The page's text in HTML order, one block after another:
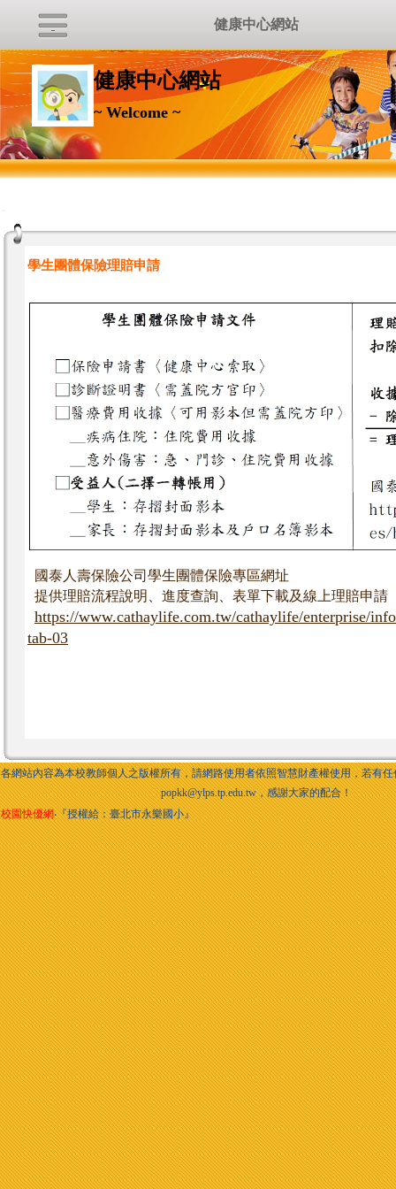
健康中心網站
~ Welcome ~
:::
學生團體保險理賠申請
國泰人壽保險公司學生團體保險專區網址
提供理賠流程說明、進度查詢、表單下載及線上理賠申請
https://www.cathaylife.com.tw/cathaylife/enterprise/
tab-03
各網站內容為本校教師個人之版權所有，請網路使用者依照智慧財產權使用，若有任
popkk@ylps.tp.edu.tw，感謝大家的配合！
校園快優網‧『授權給：臺北市永樂國小』
健康中心網站